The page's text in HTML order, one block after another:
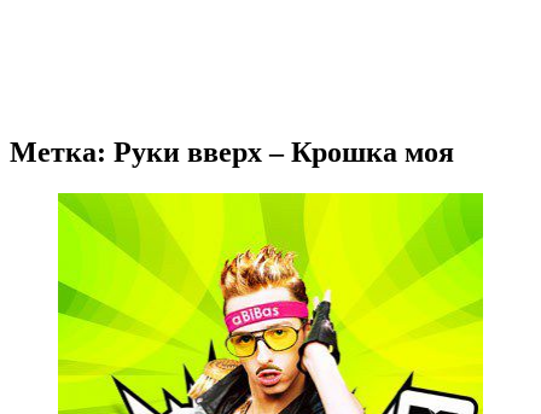
Метка: Руки вверх – Крошка моя